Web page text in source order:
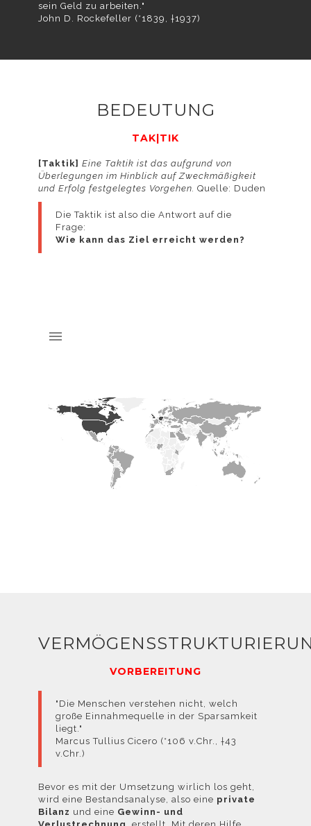
Informationen
Verwendung von
Cookies jederzeit
können, finden
Sie in der
Datenschutzerklärung
sein Geld zu arbeiten."
John D. Rockefeller (*1839, †1937)
BEDEUTUNG
TAK|TIK
[Taktik] Eine Taktik ist das aufgrund von
Überlegungen im Hinblick auf Zweckmäßigkeit
und Erfolg festgelegtes Vorgehen. Quelle: Duden
Die Taktik ist also die Antwort auf die
Frage:
Wie kann das Ziel erreicht werden?
VORBEREITUNG
"Die Menschen verstehen nicht, welch
große Einnahmequelle in der Sparsamkeit
liegt."
Marcus Tullius Cicero (*106 v.Chr., †43
v.Chr.)
Bevor es mit der Umsetzung wirlich los geht,
wird eine Bestandsanalyse, also eine private
Bilanz und eine Gewinn- und